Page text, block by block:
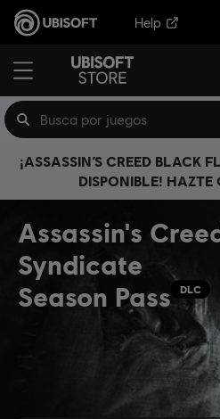
Help
¡ASSASSIN’S CREED BLACK
DISPONIBLE! HAZTE
Assassin's
Syndicate
Season Pass
DLC